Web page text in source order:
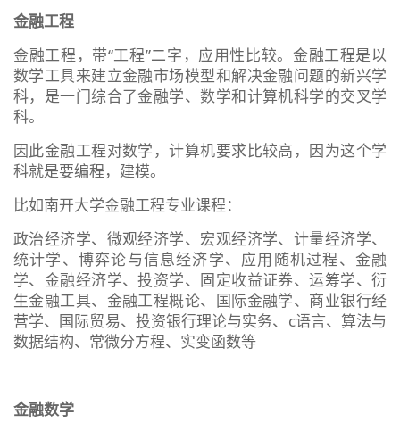
金融工程
金融工程，带“工程”二字，应用性比较。金融工程是以
数学工具来建立金融市场模型和解决金融问题的新兴学
科，是一门综合了金融学、数学和计算机科学的交叉学
科。
因此金融工程对数学，计算机要求比较高，因为这个学
科就是要编程，建模。
比如南开大学金融工程专业课程：
政治经济学、微观经济学、宏观经济学、计量经济学、
统计学、博弈论与信息经济学、应用随机过程、金融
学、金融经济学、投资学、固定收益证券、运筹学、衍
生金融工具、金融工程概论、国际金融学、商业银行经
营学、国际贸易、投资银行理论与实务、c语言、算法与
数据结构、常微分方程、实变函数等
金融数学